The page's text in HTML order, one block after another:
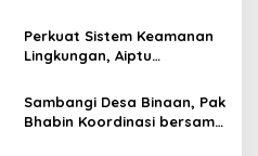
Perkuat Sistem Keamanan
Lingkungan, Aiptu
Sambangi Pos Satkamling
Sambangi Desa Binaan, Pak
Bhabin Koordinasi bersama